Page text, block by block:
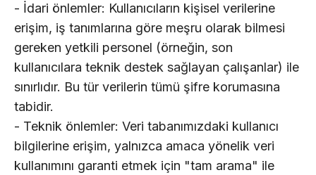
- İdari önlemler: Kullanıcıların kişisel verilerine
erişim, iş tanımlarına göre meşru olarak bilmesi
gereken yetkili personel (örneğin, son
kullanıcılara teknik destek sağlayan çalışanlar) ile
sınırlıdır. Bu tür verilerin tümü şifre korumasına
tabidir.
- Teknik önlemler: Veri tabanımızdaki kullanıcı
bilgilerine erişim, yalnızca amaca yönelik veri
kullanımını garanti etmek için "tam arama" ile